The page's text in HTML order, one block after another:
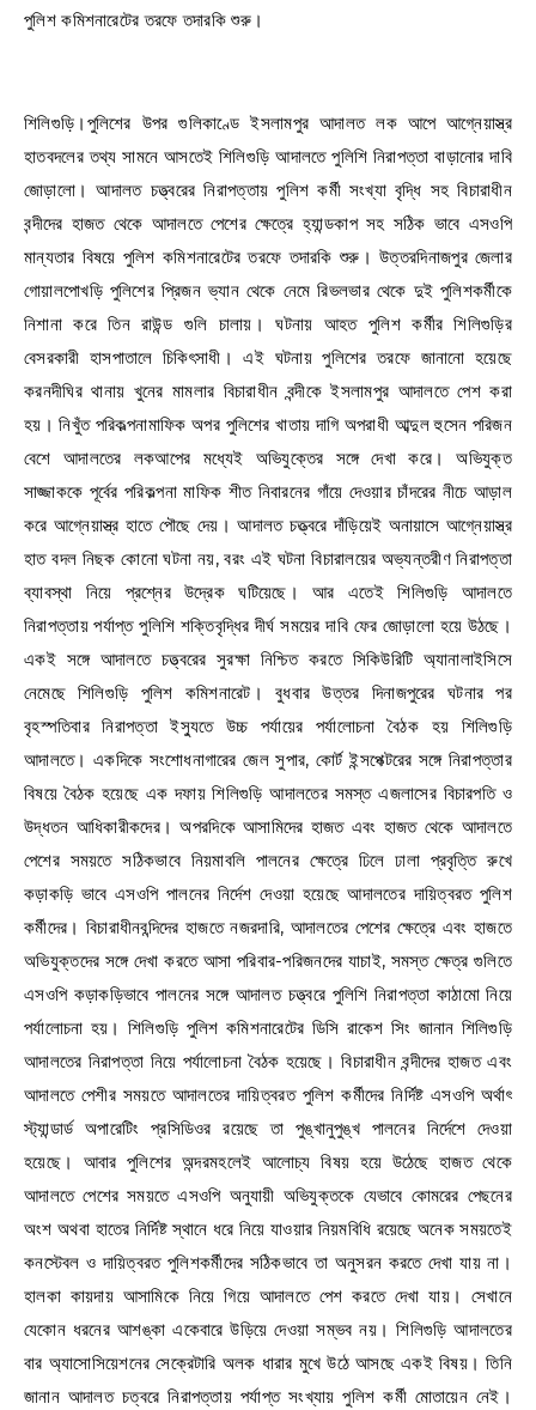
পুলিশ কমিশনারেটের তরফে তদারকি শুরু।
শিলিগুড়ি।পুলিশের উপর গুলিকাণ্ডে ইসলামপুর আদালত লক আপে আগ্নেয়াস্ত্র
হাতবদলের তথ্য সামনে আসতেই শিলিগুড়ি আদালতে পুলিশি নিরাপত্তা বাড়ানোর দাবি
জোড়ালো। আদালত চত্ত্বরের নিরাপত্তায় পুলিশ কর্মী সংখ্যা বৃদ্ধি সহ বিচারাধীন
বন্দীদের হাজত থেকে আদালতে পেশের ক্ষেত্রে হ্যান্ডকাপ সহ সঠিক ভাবে এসওপি
মান্যতার বিষয়ে পুলিশ কমিশনারেটের তরফে তদারকি শুরু। উত্তরদিনাজপুর জেলার
গোয়ালপোখড়ি পুলিশের প্রিজন ভ্যান থেকে নেমে রিভলভার থেকে দুই পুলিশকর্মীকে
নিশানা করে তিন রাউন্ড গুলি চালায়। ঘটনায় আহত পুলিশ কর্মীর শিলিগুড়ির
বেসরকারী হাসপাতালে চিকিৎসাধী। এই ঘটনায় পুলিশের তরফে জানানো হয়েছে
করনদীঘির থানায় খুনের মামলার বিচারাধীন বন্দীকে ইসলামপুর আদালতে পেশ করা
হয়। নিখুঁত পরিকল্পনামাফিক অপর পুলিশের খাতায় দাগি অপরাধী আব্দুল হুসেন পরিজন
বেশে আদালতের লকআপের মধ্যেই অভিযুক্তের সঙ্গে দেখা করে। অভিযুক্ত
সাজ্জাককে পূর্বের পরিকল্পনা মাফিক শীত নিবারনের গাঁয়ে দেওয়ার চাঁদরের নীচে আড়াল
করে আগ্নেয়াস্ত্র হাতে পৌছে দেয়। আদালত চত্ত্বরে দাঁড়িয়েই অনায়াসে আগ্নেয়াস্ত্র
হাত বদল নিছক কোনো ঘটনা নয়, বরং এই ঘটনা বিচারালয়ের অভ্যন্তরীণ নিরাপত্তা
ব্যাবস্থা নিয়ে প্রশ্নের উদ্রেক ঘটিয়েছে। আর এতেই শিলিগুড়ি আদালতে
নিরাপত্তায় পর্যাপ্ত পুলিশি শক্তিবৃদ্ধির দীর্ঘ সময়ের দাবি ফের জোড়ালো হয়ে উঠছে।
একই সঙ্গে আদালতে চত্ত্বরের সুরক্ষা নিশ্চিত করতে সিকিউরিটি অ্যানালাইসিসে
নেমেছে শিলিগুড়ি পুলিশ কমিশনারেট। বুধবার উত্তর দিনাজপুরের ঘটনার পর
বৃহস্পতিবার নিরাপত্তা ইস্যুতে উচ্চ পর্যায়ের পর্যালোচনা বৈঠক হয় শিলিগুড়ি
আদালতে। একদিকে সংশোধনাগারের জেল সুপার, কোর্ট ইন্সপেক্টরের সঙ্গে নিরাপত্তার
বিষয়ে বৈঠক হয়েছে এক দফায় শিলিগুড়ি আদালতের সমস্ত এজলাসের বিচারপতি ও
উদ্ধতন আধিকারীকদের। অপরদিকে আসামিদের হাজত এবং হাজত থেকে আদালতে
পেশের সময়তে সঠিকভাবে নিয়মাবলি পালনের ক্ষেত্রে ঢিলে ঢালা প্রবৃত্তি রুখে
কড়াকড়ি ভাবে এসওপি পালনের নির্দেশ দেওয়া হয়েছে আদালতের দায়িত্বরত পুলিশ
কর্মীদের। বিচারাধীনবন্দিদের হাজতে নজরদারি, আদালতের পেশের ক্ষেত্রে এবং হাজতে
অভিযুক্তদের সঙ্গে দেখা করতে আসা পরিবার-পরিজনদের যাচাই, সমস্ত ক্ষেত্র গুলিতে
এসওপি কড়াকড়িভাবে পালনের সঙ্গে আদালত চত্ত্বরে পুলিশি নিরাপত্তা কাঠামো নিয়ে
পর্যালোচনা হয়। শিলিগুড়ি পুলিশ কমিশনারেটের ডিসি রাকেশ সিং জানান শিলিগুড়ি
আদালতের নিরাপত্তা নিয়ে পর্যালোচনা বৈঠক হয়েছে। বিচারাধীন বন্দীদের হাজত এবং
আদালতে পেশীর সময়তে আদালতের দায়িত্বরত পুলিশ কর্মীদের নির্দিষ্ট এসওপি অর্থাৎ
স্ট্যান্ডার্ড অপারেটিং প্রসিডিওর রয়েছে তা পুঙ্খানুপুঙ্খ পালনের নির্দেশে দেওয়া
হয়েছে। আবার পুলিশের অন্দরমহলেই আলোচ্য বিষয় হয়ে উঠেছে হাজত থেকে
আদালতে পেশের সময়তে এসওপি অনুযায়ী অভিযুক্তকে যেভাবে কোমরের পেছনের
অংশ অথবা হাতের নির্দিষ্ট স্থানে ধরে নিয়ে যাওয়ার নিয়মবিধি রয়েছে অনেক সময়তেই
কনস্টেবল ও দায়িত্বরত পুলিশকর্মীদের সঠিকভাবে তা অনুসরন করতে দেখা যায় না।
হালকা কায়দায় আসামিকে নিয়ে গিয়ে আদালতে পেশ করতে দেখা যায়। সেখানে
যেকোন ধরনের আশঙ্কা একেবারে উড়িয়ে দেওয়া সম্ভব নয়। শিলিগুড়ি আদালতের
বার অ্যাসোসিয়েশনের সেক্রেটারি অলক ধারার মুখে উঠে আসছে একই বিষয়। তিনি
জানান আদালত চত্বরে নিরাপত্তায় পর্যাপ্ত সংখ্যায় পুলিশ কর্মী মোতায়েন নেই।